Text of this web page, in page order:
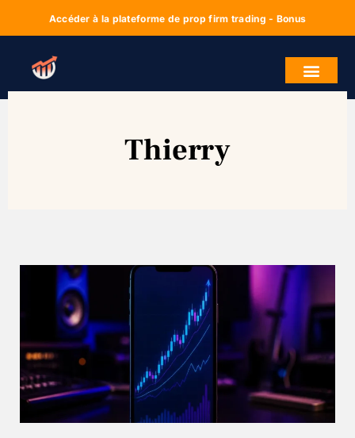
Accéder à la plateforme de prop firm trading - Bonus
Thierry